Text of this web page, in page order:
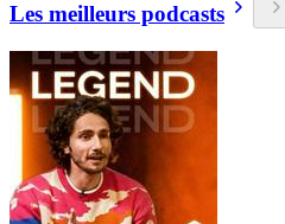
Les meilleurs podcasts